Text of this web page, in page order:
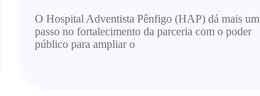
O Hospital Adventista Pênfigo (HAP) dá mais um
passo no fortalecimento da parceria com o poder
público para ampliar o